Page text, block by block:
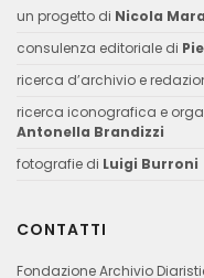
un progetto di Nicola
consulenza editoriale di
ricerca d’archivio e
ricerca iconografica e
Antonella Brandizzi
fotografie di Luigi Burroni
CONTATTI
Fondazione Archivio